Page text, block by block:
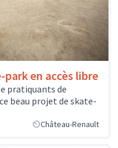
en accès libre
pratiquants de
beau projet de skate-
Château-Renault